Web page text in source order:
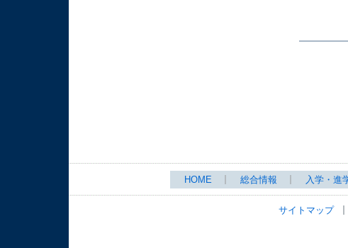
HOME 総合情報 入学・進
サイトマップ